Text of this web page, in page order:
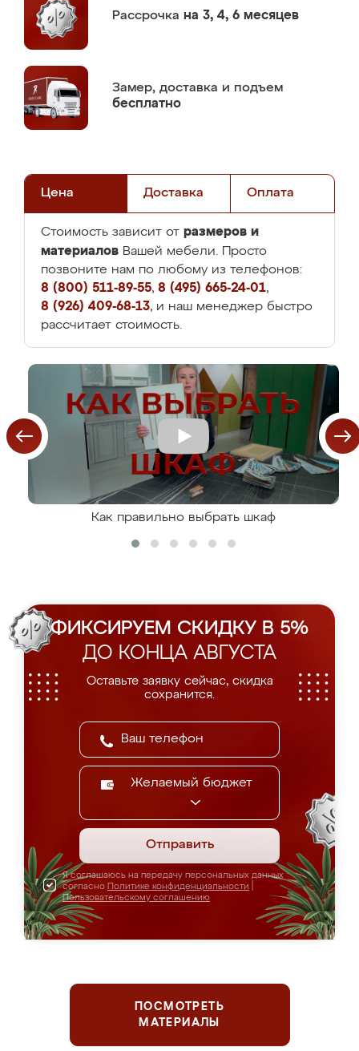
Рассрочка на 3, 4, 6 месяцев
Замер, доставка и подъем
бесплатно
Цена Доставка Оплата
Стоимость зависит от размеров и
материалов Вашей мебели. Просто
позвоните нам по любому из телефонов:
8 (800) 511-89-55, 8 (495) 665-24-01,
8 (926) 409-68-13, и наш менеджер быстро
рассчитает стоимость.
Как правильно выбрать шкаф
ФИКСИРУЕМ СКИДКУ В 5%
ДО КОНЦА АВГУСТА
Оставьте заявку сейчас, скидка
сохранится.
Желаемый бюджет
Отправить
Я соглашаюсь на передачу персональных данных
согласно Политике конфиденциальности
Пользовательскому соглашению
ПОСМОТРЕТЬ
МАТЕРИАЛЫ